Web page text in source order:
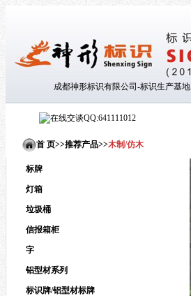
成都神形标识有限公司-标识生产基地
QQ:641111012
首 页>>推荐产品>>木制/仿木
标牌
灯箱
垃圾桶
信报箱柜
字
铝型材系列
标识牌/铝型材标牌